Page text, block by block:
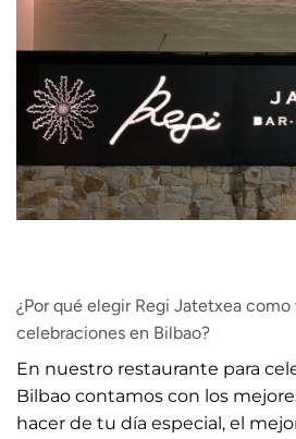
¿Por qué elegir Regi Jatetxea
celebraciones en Bilbao?
En nuestro restaurante para
Bilbao contamos con los
hacer de tu día especial, el